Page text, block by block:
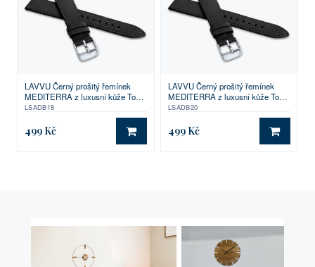
LAVVU Černý prošitý řemínek
MEDITERRA z luxusní kůže Top
Grain - 18
LSADB18
499 Kč DO KOŠÍKU
LAVVU Černý prošitý řemínek
MEDITERRA z luxusní kůže Top
Grain - 20
LSADB20
499 Kč DO